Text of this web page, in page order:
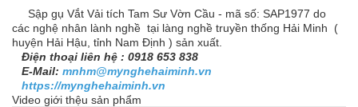
Sập gụ Vắt Vải tích Tam Sư Vờn Cầu - mã số: SAP1977 do
các nghệ nhân lành nghề tại làng nghề truyền thống Hải Minh (
huyện Hải Hậu, tỉnh Nam Định ) sản xuất.
Điện thoại liên hệ : 0918 653 838
E-Mail: mnhm@mynghehaiminh.vn
https://mynghehaiminh.vn
Video giới thệu sản phẩm